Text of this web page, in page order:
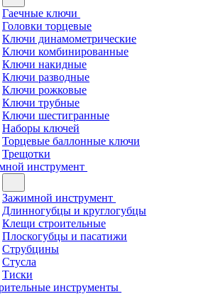
Гаечные ключи
Головки торцевые
Ключи динамометрические
Ключи комбинированные
Ключи накидные
Ключи разводные
Ключи рожковые
Ключи трубные
Ключи шестигранные
Наборы ключей
Торцевые баллонные ключи
Трещотки
инструмент
Зажимной инструмент
Длинногубцы и круглогубцы
Клещи строительные
Плоскогубцы и пасатижи
Струбцины
Стусла
Тиски
инструменты